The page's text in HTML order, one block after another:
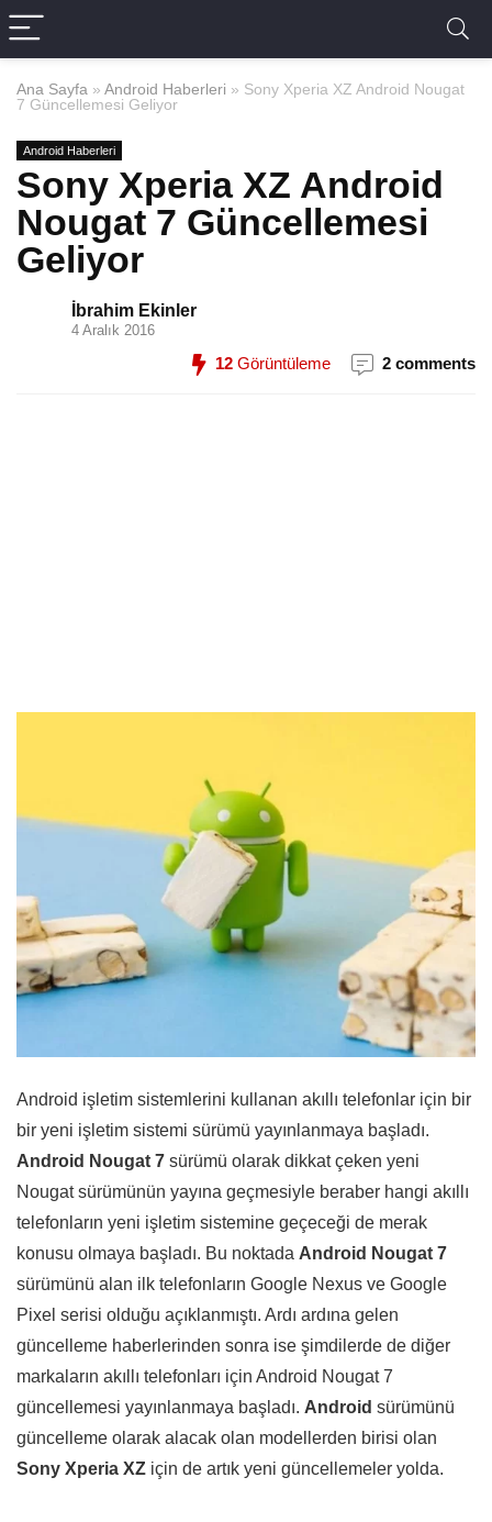
Ana Sayfa » Android Haberleri » Sony Xperia XZ Android Nougat
7 Güncellemesi Geliyor
Android Haberleri
Sony Xperia XZ Android
Nougat 7 Güncellemesi
Geliyor
İbrahim Ekinler
4 Aralık 2016
12 Görüntüleme 2 comments
Android işletim sistemlerini kullanan akıllı telefonlar için bir
bir yeni işletim sistemi sürümü yayınlanmaya başladı.
Android Nougat 7 sürümü olarak dikkat çeken yeni
Nougat sürümünün yayına geçmesiyle beraber hangi akıllı
telefonların yeni işletim sistemine geçeceği de merak
konusu olmaya başladı. Bu noktada Android Nougat 7
sürümünü alan ilk telefonların Google Nexus ve Google
Pixel serisi olduğu açıklanmıştı. Ardı ardına gelen
güncelleme haberlerinden sonra ise şimdilerde de diğer
markaların akıllı telefonları için Android Nougat 7
güncellemesi yayınlanmaya başladı. Android sürümünü
güncelleme olarak alacak olan modellerden birisi olan
Sony Xperia XZ için de artık yeni güncellemeler yolda.